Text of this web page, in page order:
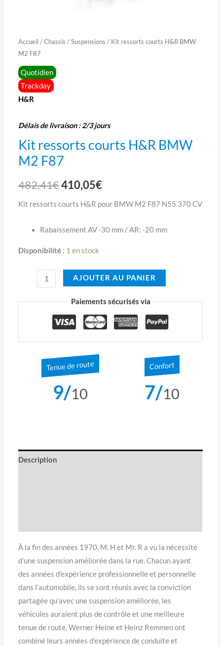
Accueil/Chassis /Suspensions / Kit ressorts courts H&R BMW
M2 F87
Quotidien
Trackday
H&R
Délais de livraison : 2/3 jours
Kit ressorts courts H&R BMW
M2 F87
482,41€410,05€
Kit ressorts courts H&R pour BMW M2 F87 N55 370 CV
Rabaissement AV -30 mm / AR: -20 mm
Disponibilité : 1 en stock
AJOUTER AU PANIER
Paiements sécurisés via
Tenue de route
9/10
Confort
7/10
Description
À la fin des années 1970, M. H et Mr. R a vu la nécessité
d’une suspension améliorée dans la rue. Chacun ayant
des années d’expérience professionnelle et personnelle
dans l’automobile, ils se sont réunis avec la conviction
partagée qu’avec une suspension améliorée, les
véhicules auraient plus de contrôle et une meilleure
tenue de route. Werner Heine et Heinz Remmen ont
combiné leurs années d’expérience de conduite et